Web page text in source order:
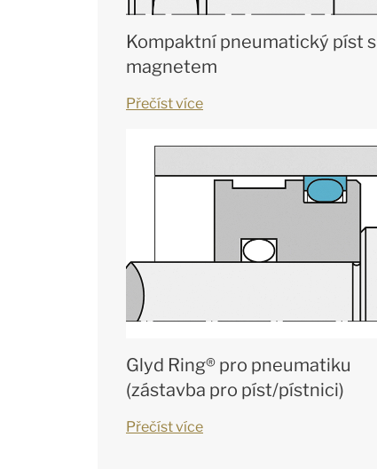
Kompaktní pneumatický píst s
magnetem
Přečíst více
Glyd Ring® pro pneumatiku
(zástavba pro píst/pístnici)
Přečíst více